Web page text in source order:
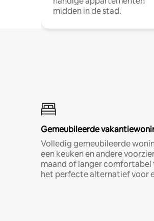
midden in de stad.
Gemeubileerde
Volledig gemeubileerde
een keuken en andere
maand of langer comfortabel
het perfecte alternatief voor